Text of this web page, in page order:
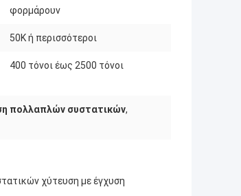
φορμάρουν
50K ή περισσότεροι
400 τόνοι έως 2500 τόνοι
πολλαπλών συστατικών,
χύτευση με έγχυση